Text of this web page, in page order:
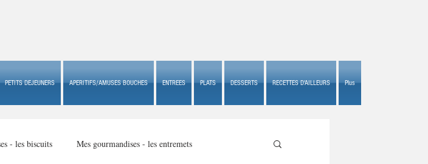
PETITS DEJEUNERS APERITIFS/AMUSES BOUCHES ENTREES PLATS DESSERTS RECETTES D'AILLEURS Plus
- les biscuits Mes gourmandises - les entremets